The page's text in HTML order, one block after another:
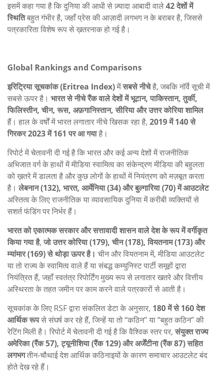
इसमें कहा गया है कि दुनिया की आधी से ज़्यादा आबादी वाले42 देशों में
स्थितिबहुत गंभीर है, जहाँ प्रेस की आज़ादी लगभग न के बराबर है, जिससे
पत्रकारिता विशेष रूप से ख़तरनाक हो गई है।
Global Rankings and Comparisons
इरिट्रिया सूचकांक (Eritrea Index)मेंसबसे नीचेहै, जबकि नॉर्वे सूची में
सबसे ऊपर है। भारत से नीचे रैंक वाले देशों में भूटान, पाकिस्तान, तुर्की,
फिलिस्तीन, चीन, रूस, अफ़गानिस्तान, सीरिया और उत्तर कोरिया शामिल
हैं। हाल के वर्षों में भारत लगातार नीचे खिसक रहा है, 2019 में 140 से
गिरकर 2023 में 161 पर आ गयाहै।
रिपोर्ट में चेतावनी दी गई है कि भारत और कई अन्य देशों में राजनीतिक
अभिजात वर्ग के हाथों में मीडिया स्वामित्व का संकेन्द्रण मीडिया की बहुलता
को ख़तरे में डालता है और कुछ लोगों के हाथों में नियंत्रण को मज़बूत करता
है।लेबनान (132), भारत, आर्मेनिया (34) और बुल्गारिया (70) में आउटलेट
अस्तित्व के लिए राजनीतिक या व्यावसायिक दुनिया में करीबी व्यक्तियों से
सशर्त फंडिंग पर निर्भर हैं।
भारत को एकात्मक सरकार और सत्तावादी शासन वाले देश के रूप में वर्गीकृत
किया गया है,जो उत्तर कोरिया (179), चीन (178), वियतनाम (173) और
म्यांमार (169) से थोड़ा ऊपर है। चीन और वियतनाम में, मीडिया आउटलेट
या तो राज्य के स्वामित्व वाले हैं या संबद्ध कम्युनिस्ट पार्टी समूहों द्वारा
नियंत्रित हैं, जहाँ स्वतंत्र रिपोर्टिंग मुख्य रूप से लगातार खतरे और वित्तीय
अस्थिरता के तहत जमीन पर काम करने वाले पत्रकारों से आती है।
सूचकांक के लिए RSF द्वारा संकलित डेटा के अनुसार, 180 में से 160 देश
आर्थिक रूपसे संघर्ष कर रहे हैं, जिन्हें या तो “कठिन” या “बहुत कठिन” की
रेटिंग मिली है। रिपोर्ट में चेतावनी दी गई है कि वैश्विक स्तर पर,संयुक्त राज्य
अमेरिका (रैंक 57), ट्यूनीशिया (रैंक 129) और अर्जेंटीना (रैंक 87) सहित
लगभगतीन-चौथाई देश आर्थिक कठिनाइयों के कारण समाचार आउटलेट बंद
होते देख रहे हैं।